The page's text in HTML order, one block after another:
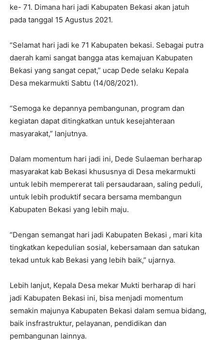
ke- 71. Dimana hari jadi Kabupaten Bekasi akan jatuh
pada tanggal 15 Agustus 2021.
“Selamat hari jadi ke 71 Kabupaten bekasi. Sebagai putra
daerah kami sangat bangga atas kemajuan Kabupaten
Bekasi yang sangat cepat,” ucap Dede selaku Kepala
Desa mekarmukti Sabtu (14/08/2021).
“Semoga ke depannya pembangunan, program dan
kegiatan dapat ditingkatkan untuk kesejahteraan
masyarakat,” lanjutnya.
Dalam momentum hari jadi ini, Dede Sulaeman berharap
masyarakat kab Bekasi khususnya di Desa mekarmukti
untuk lebih mempererat tali persaudaraan, saling peduli,
untuk lebih produktif secara bersama membangun
Kabupaten Bekasi yang lebih maju.
“Dengan semangat hari jadi Kabupaten Bekasi , mari kita
tingkatkan kepedulian sosial, kebersamaan dan satukan
tekad untuk kab Bekasi yang lebih baik,” ujarnya.
Lebih lanjut, Kepala Desa mekar Mukti berharap di hari
jadi Kabupaten Bekasi ini, bisa menjadi momentum
semakin majunya Kabupaten Bekasi dalam semua bidang,
baik insfrastruktur, pelayanan, pendidikan dan
pembangunan lainnya.